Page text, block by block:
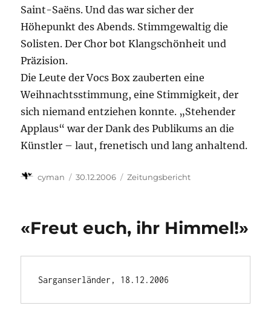
Saint-Saëns. Und das war sicher der
Höhepunkt des Abends. Stimmgewaltig die
Solisten. Der Chor bot Klangschönheit und
Präzision.
Die Leute der Vocs Box zauberten eine
Weihnachtsstimmung, eine Stimmigkeit, der
sich niemand entziehen konnte. „Stehender
Applaus“ war der Dank des Publikums an die
Künstler – laut, frenetisch und lang anhaltend.
Autor
cyman
Veröffentlicht
30.12.2006 Kategorien
Zeitungsbericht
«Freut euch, ihr Himmel!»
Sarganserländer, 18.12.2006